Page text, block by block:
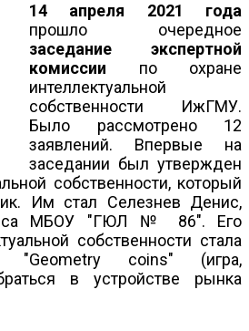
14 апреля 2021 года
прошло очередное
заседание экспертной
комиссии по охране
интеллектуальной
собственности ИжГМУ.
Было рассмотрено 12
заявлений. Впервые на
заседании был утвержден
собственности, который
Им стал Селезнев Денис,
МБОУ "ГЮЛ № 86". Его
собственности стала
"Geometry coins" (игра,
в устройстве рынка